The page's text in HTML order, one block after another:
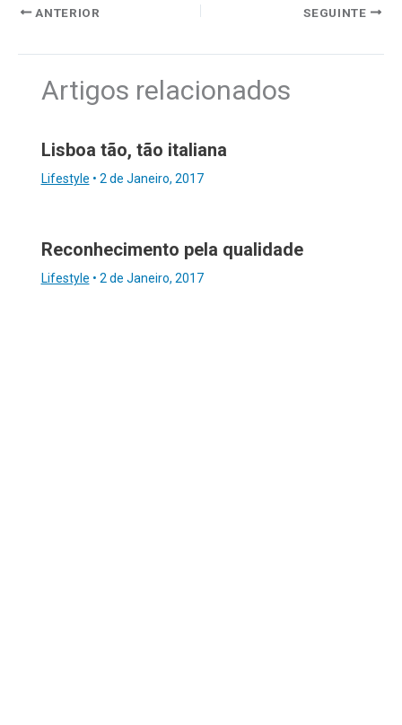
ANTERIOR SEGUINTE
Artigos relacionados
Lisboa tão, tão italiana
Lifestyle • 2 de Janeiro, 2017
Reconhecimento pela qualidade
Lifestyle • 2 de Janeiro, 2017